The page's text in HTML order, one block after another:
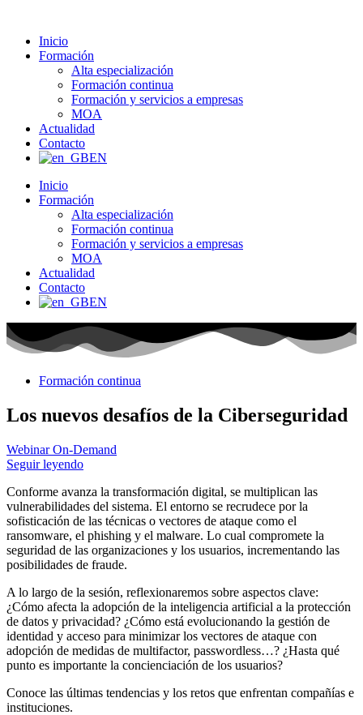
contenido
Inicio
Formación
Alta especialización
Formación continua
Formación y servicios a empresas
MOA
Actualidad
Contacto
EN
Inicio
Formación
Alta especialización
Formación continua
Formación y servicios a empresas
MOA
Actualidad
Contacto
EN
Formación continua
Los nuevos desafíos de la Ciberseguridad
Webinar On-Demand
Seguir leyendo
Conforme avanza la transformación digital, se multiplican las
vulnerabilidades del sistema. El entorno se recrudece por la
sofisticación de las técnicas o vectores de ataque como el
ransomware, el phishing y el malware. Lo cual compromete la
seguridad de las organizaciones y los usuarios, incrementando las
posibilidades de fraude.
A lo largo de la sesión, reflexionaremos sobre aspectos clave:
¿Cómo afecta la adopción de la inteligencia artificial a la protección
de datos y privacidad? ¿Cómo está evolucionando la gestión de
identidad y acceso para minimizar los vectores de ataque con
adopción de medidas de multifactor, passwordless…? ¿Hasta qué
punto es importante la concienciación de los usuarios?
Conoce las últimas tendencias y los retos que enfrentan compañías e
instituciones.